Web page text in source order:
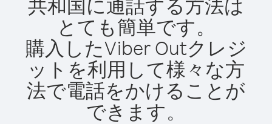
共和国に通話する方法は
とても簡単です。
購入したViber Outクレジ
ットを利用して様々な方
法で電話をかけることが
できます。